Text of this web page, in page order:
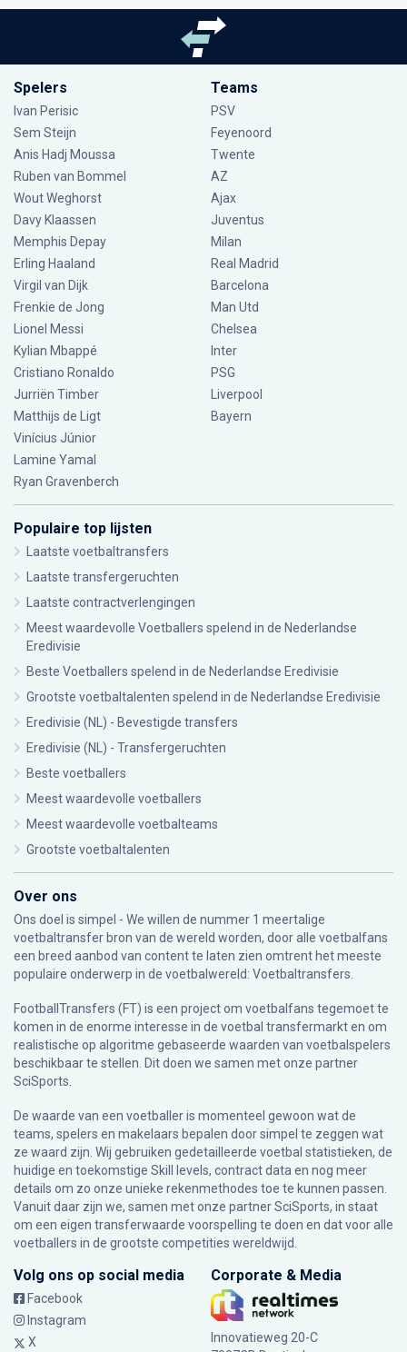
Spelers
Ivan Perisic
Sem Steijn
Anis Hadj Moussa
Ruben van Bommel
Wout Weghorst
Davy Klaassen
Memphis Depay
Erling Haaland
Virgil van Dijk
Frenkie de Jong
Lionel Messi
Kylian Mbappé
Cristiano Ronaldo
Jurriën Timber
Matthijs de Ligt
Vinícius Júnior
Lamine Yamal
Ryan Gravenberch
Teams
PSV
Feyenoord
Twente
AZ
Ajax
Juventus
Milan
Real Madrid
Barcelona
Man Utd
Chelsea
Inter
PSG
Liverpool
Bayern
Populaire top lijsten
Laatste voetbaltransfers
Laatste transfergeruchten
Laatste contractverlengingen
Meest waardevolle Voetballers spelend in de Nederlandse
Eredivisie
Beste Voetballers spelend in de Nederlandse Eredivisie
Grootste voetbaltalenten spelend in de Nederlandse Eredivisie
Eredivisie (NL) - Bevestigde transfers
Eredivisie (NL) - Transfergeruchten
Beste voetballers
Meest waardevolle voetballers
Meest waardevolle voetbalteams
Grootste voetbaltalenten
Over ons
Ons doel is simpel - We willen de nummer 1 meertalige
voetbaltransfer bron van de wereld worden, door alle voetbalfans
een breed aanbod van content te laten zien omtrent het meeste
populaire onderwerp in de voetbalwereld: Voetbaltransfers.
FootballTransfers (FT) is een project om voetbalfans tegemoet te
komen in de enorme interesse in de voetbal transfermarkt en om
realistische op algoritme gebaseerde waarden van voetbalspelers
beschikbaar te stellen. Dit doen we samen met onze partner
SciSports
De waarde van een voetballer is momenteel gewoon wat de
teams, spelers en makelaars bepalen door simpel te zeggen wat
ze waard zijn. Wij gebruiken gedetailleerde voetbal statistieken, de
huidige en toekomstige Skill levels, contract data en nog meer
details om zo onze unieke rekenmethodes toe te kunnen passen.
Vanuit daar zijn we, samen met onze partner SciSports, in staat
om een eigen transferwaarde voorspelling te doen en dat voor alle
voetballers in de grootste competities wereldwijd.
Volg ons op social media
Facebook
Instagram
X
Corporate & Media
Innovatieweg 20-C